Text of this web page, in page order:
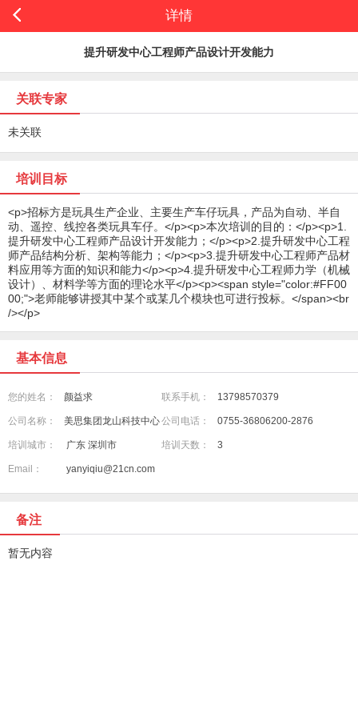
详情
提升研发中心工程师产品设计开发能力
关联专家
未关联
培训目标
<p>招标方是玩具生产企业、主要生产车仔玩具，产品为自动、半自
动、遥控、线控各类玩具车仔。</p><p>本次培训的目的：</p><p>1.
提升研发中心工程师产品设计开发能力；</p><p>2.提升研发中心工程
师产品结构分析、架构等能力；</p><p>3.提升研发中心工程师产品材
料应用等方面的知识和能力</p><p>4.提升研发中心工程师力学（机械
设计）、材料学等方面的理论水平</p><p><span style="color:#FF00
00;">老师能够讲授其中某个或某几个模块也可进行投标。</span><br
/></p>
基本信息
您的姓名： 颜益求 联系手机： 13798570379
公司名称： 美思集团龙山科技中心公司电话： 0755-36806200-2876
培训城市： 广东 深圳市 培训天数： 3
Email： yanyiqiu@21cn.com
备注
暂无内容